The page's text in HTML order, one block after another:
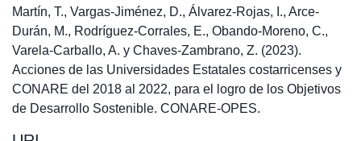
Martín, T., Vargas-Jiménez, D., Álvarez-Rojas, I., Arce-
Durán, M., Rodríguez-Corrales, E., Obando-Moreno, C.,
Varela-Carballo, A. y Chaves-Zambrano, Z. (2023).
Acciones de las Universidades Estatales costarricenses y
CONARE del 2018 al 2022, para el logro de los Objetivos
de Desarrollo Sostenible. CONARE-OPES.